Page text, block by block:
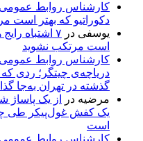
کارشناس روابط عمومی
دکوراتیو که بهتر است
یوسفی در
۷ اشتباه
است مرتکب نشوید
کارشناس روابط عمومی
دریاچه‌ی چیتگر؛ ردی
گذشته در تهران به‌جا
مرضیه در
از یک پاساژ
یک کفش غول‌پیکر طی
است